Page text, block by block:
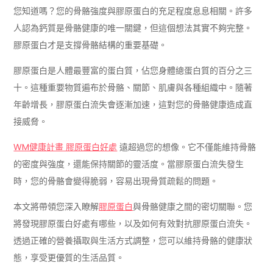
您知道嗎？您的骨骼強度與膠原蛋白的充足程度息息相關。許多
人認為鈣質是骨骼健康的唯一關鍵，但這個想法其實不夠完整。
膠原蛋白才是支撐骨骼結構的重要基礎。
膠原蛋白是人體最豐富的蛋白質，佔您身體總蛋白質的百分之三
十。這種重要物質遍布於骨骼、關節、肌膚與各種組織中。隨著
年齡增長，膠原蛋白流失會逐漸加速，這對您的骨骼健康造成直
接威脅。
WM健康計畫 膠原蛋白好處 遠超過您的想像。它不僅能維持骨骼
的密度與強度，還能保持關節的靈活度。當膠原蛋白流失發生
時，您的骨骼會變得脆弱，容易出現骨質疏鬆的問題。
本文將帶領您深入瞭解膠原蛋白與骨骼健康之間的密切關聯。您
將發現膠原蛋白好處有哪些，以及如何有效對抗膠原蛋白流失。
透過正確的營養攝取與生活方式調整，您可以維持骨骼的健康狀
態，享受更優質的生活品質。